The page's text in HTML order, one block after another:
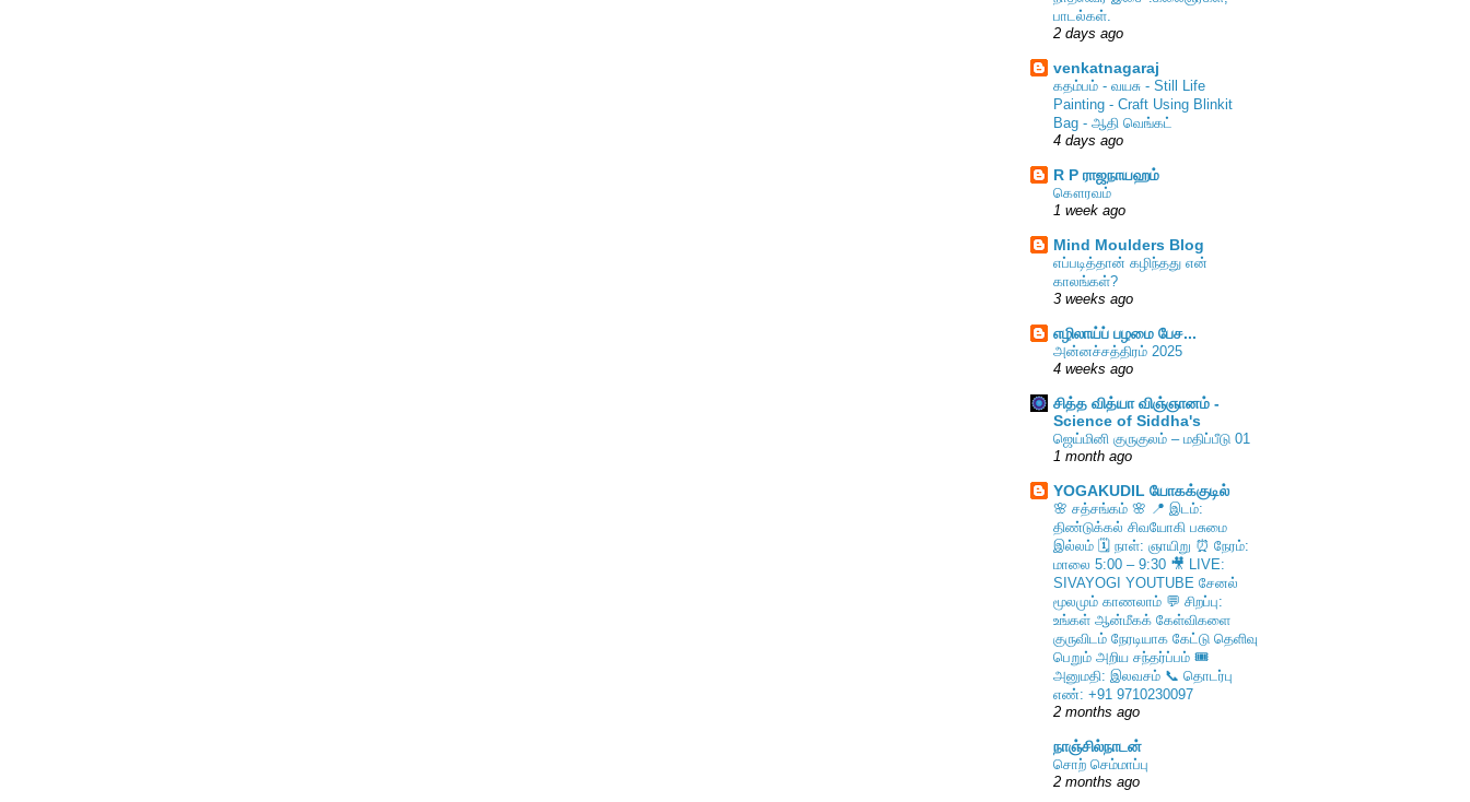
பாடல்கள்.
2 days ago
venkatnagaraj
கதம்பம் - வயசு - Still Life
Painting - Craft Using Blinkit
Bag - ஆதி வெங்கட்
4 days ago
R P ராஜநாயஹம்
கௌரவம்
1 week ago
Mind Moulders Blog
எப்படித்தான் கழிந்தது என்
காலங்கள்?
3 weeks ago
எழிலாய்ப் பழமை பேச...
அன்னச்சத்திரம் 2025
4 weeks ago
சித்த வித்யா விஞ்ஞானம் -
Science of Siddha's
ஜெய்மினி குருகுலம் – மதிப்பீடு 01
1 month ago
YOGAKUDIL யோகக்குடில்
🌸 சத்சங்கம் 🌸 📍 இடம்:
திண்டுக்கல் சிவயோகி பசுமை
இல்லம் 🗓️ நாள்: ஞாயிறு ⏰ நேரம்:
மாலை 5:00 – 9:30 🎥 LIVE:
SIVAYOGI YOUTUBE சேனல்
மூலமும் காணலாம் 💬 சிறப்பு:
உங்கள் ஆன்மீகக் கேள்விகளை
குருவிடம் நேரடியாக கேட்டு தெளிவு
பெறும் அறிய சந்தர்ப்பம் 🎟️
அனுமதி: இலவசம் 📞 தொடர்பு
எண்: +91 9710230097
2 months ago
நாஞ்சில்நாடன்
சொற் செம்மாப்பு
2 months ago